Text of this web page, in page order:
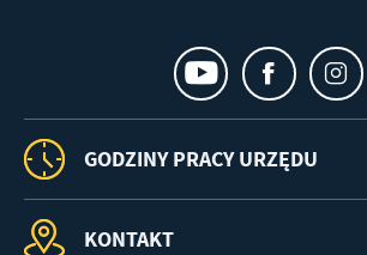
GODZINY PRACY URZĘDU
KONTAKT